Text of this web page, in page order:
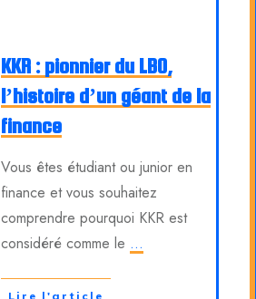
KKR : pionnier du LBO,
l’histoire d’un géant de la
finance
Vous êtes étudiant ou junior en
finance et vous souhaitez
comprendre pourquoi KKR est
considéré comme le ...
Lire l'article